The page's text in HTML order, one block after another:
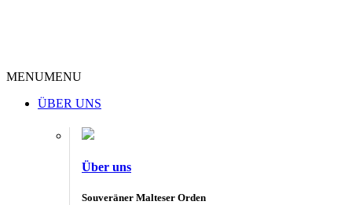
MENUMENU
ÜBER UNS
Über uns
Souveräner Malteser Orden